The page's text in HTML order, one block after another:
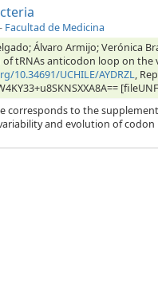
- Facultad de Medicina
Álvaro Armijo; Verónica
tRNAs anticodon loop on
10.34691/UCHILE/AYDRZL,
corresponds to the
and evolution of